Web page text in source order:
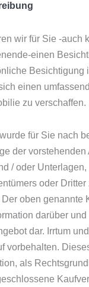
wir für Sie -auch
einen
Besichtigung
einen
zu verschaffen.
für Sie nach
der vorstehenden
/ oder
oder Dritter
oben genannte
darüber
dar. Irrtum und
vorbehalten.
als